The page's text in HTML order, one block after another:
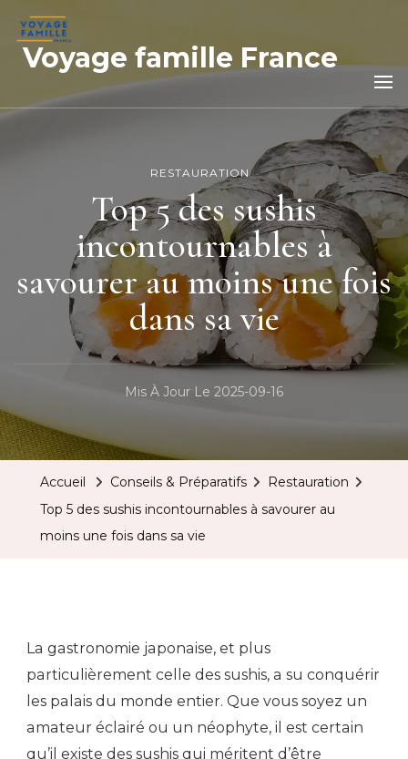
Voyage famille France
RESTAURATION
Top 5 des sushis
incontournables à
savourer au moins une fois
dans sa vie
Mis À Jour Le 2025-09-16
Accueil Conseils & Préparatifs
Restauration
Top 5 des sushis incontournables à savourer au
moins une fois dans sa vie
La gastronomie japonaise, et plus
particulièrement celle des sushis, a su conquérir
les palais du monde entier. Que vous soyez un
amateur éclairé ou un néophyte, il est certain
qu’il existe des sushis qui méritent d’être